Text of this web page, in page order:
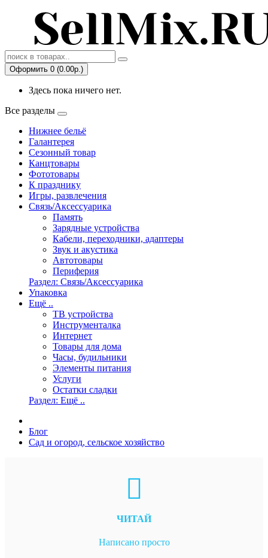
Оформить 0 (0.00р.)
Здесь пока ничего нет.
Все разделы
Нижнее бельё
Галантерея
Сезонный товар
Канцтовары
Фототовары
К празднику
Игры, развлечения
Связь/Аксессуарика
Память
Зарядные устройства
Кабели, переходники, адаптеры
Звук и акустика
Автотовары
Периферия
Раздел: Связь/Аксессуарика
Упаковка
Ещё ..
ТВ устройства
Инструменталка
Интернет
Товары для дома
Часы, будильники
Элементы питания
Услуги
Остатки сладки
Раздел: Ещё ..
Блог
Сад и огород, сельское хозяйство
ЧИТАЙ
Написано просто